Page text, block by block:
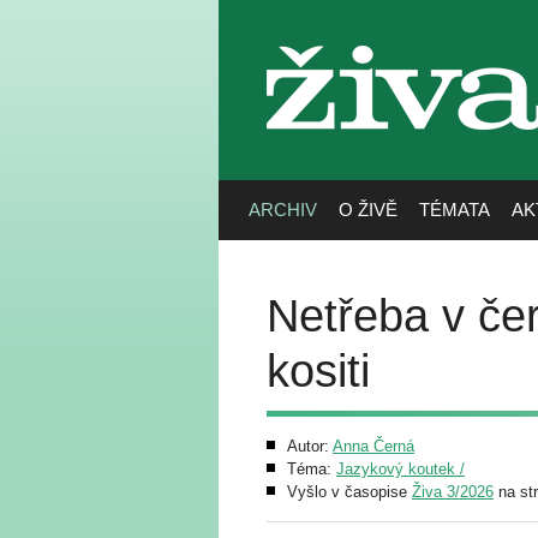
živa
ARCHIV O ŽIVĚ TÉMATA
Netřeba v
kositi
Autor: Anna Černá
Téma: Jazykový koutek /
Vyšlo v časopise Živa 3/2026 na